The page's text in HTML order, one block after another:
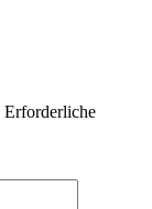
Erforderliche